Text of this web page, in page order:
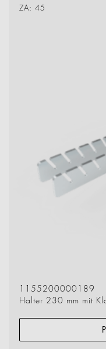
ZA: 45
1155200000189
Halter 230 mm mit